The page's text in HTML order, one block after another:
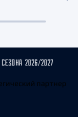
2026/2027